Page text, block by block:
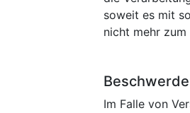
soweit es mit
nicht mehr
Im Falle von